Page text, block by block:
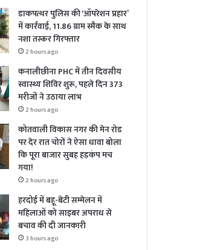
डाकपत्थर पुलिस की ‘ऑपरेशन प्रहार’
में कार्रवाई, 11.86 ग्राम स्मैक के साथ
नशा तस्कर गिरफ्तार
2 hours ago
कनालीछीना PHC में तीन दिवसीय
स्वास्थ्य शिविर शुरू, पहले दिन 373
मरीजों ने उठाया लाभ
2 hours ago
कोतवाली विकास नगर की मेन रोड
पर देर रात चोरों ने ऐसा धावा बोला
कि पूरा बाजार सुबह हड़कंप मच
गया!
2 hours ago
हरदोई में बहू-बेटी सम्मेलन में
महिलाओं को साइबर अपराध से
बचाव की दी जानकारी
3 hours ago